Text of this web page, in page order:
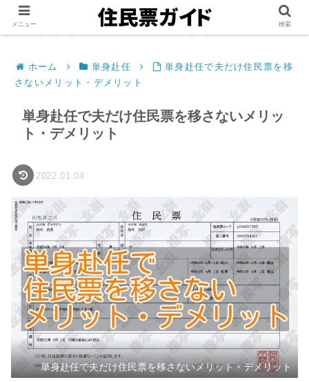
ホーム 単身赴任
単身赴任で夫だけ住民票を移
さないメリット・デメリット
単身赴任で夫だけ住民票を移さないメリッ
ト・デメリット
2022.01.04
単身赴任で夫だけ住民票を移さないメリット・デメリット
メニュー 検索